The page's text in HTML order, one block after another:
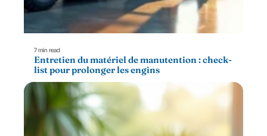
7 min read
Entretien du matériel de manutention : check-
list pour prolonger les engins